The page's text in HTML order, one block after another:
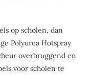
op scholen, dan
Polyurea Hotspray
overbruggend en
voor scholen te